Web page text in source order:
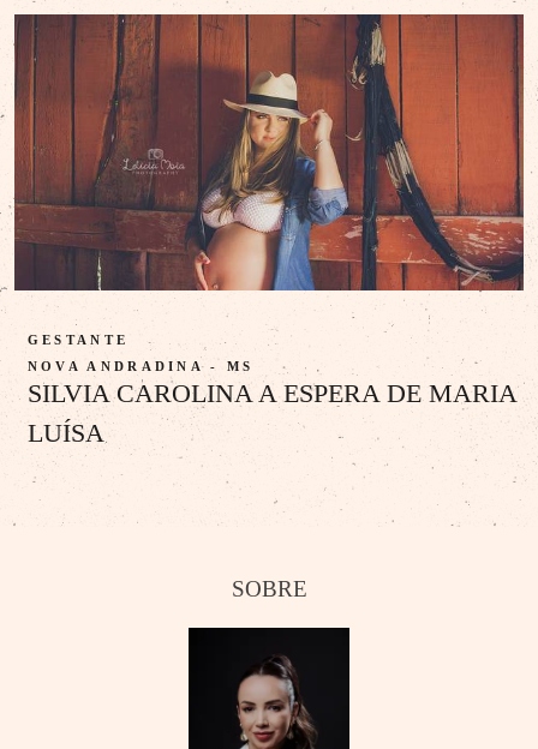
SILVIA CAROLINA A ESPERA DE MARIA
LUÍSA
GESTANTE
NOVA ANDRADINA - MS
SOBRE